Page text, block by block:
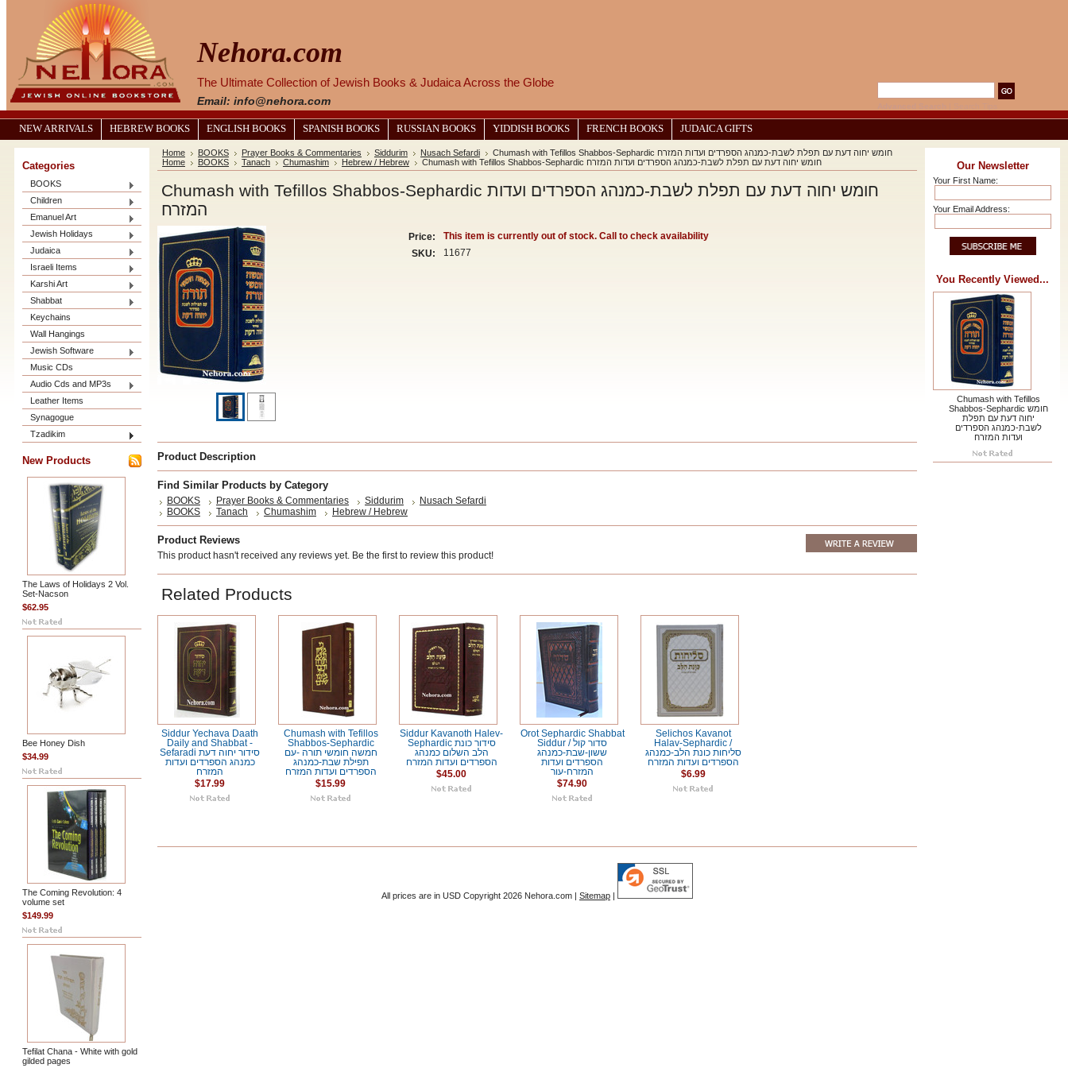
Nehora.com
The Ultimate Collection of Jewish Books & Judaica Across the Globe
Email: info@nehora.com
NEW ARRIVALS HEBREW BOOKS ENGLISH BOOKS SPANISH BOOKS RUSSIAN BOOKS YIDDISH BOOKS FRENCH BOOKS JUDAICA GIFTS
Categories
BOOKS
Children
Emanuel Art
Jewish Holidays
Judaica
Israeli Items
Karshi Art
Shabbat
Keychains
Wall Hangings
Jewish Software
Music CDs
Audio Cds and MP3s
Leather Items
Synagogue
Tzadikim
New Products
The Laws of Holidays 2 Vol.
Set-Nacson
$62.95
Bee Honey Dish
$34.99
The Coming Revolution: 4
volume set
$149.99
Tefilat Chana - White with gold
gilded pages
Home BOOKS Prayer Books & Commentaries Siddurim Nusach Sefardi
Chumash with Tefillos Shabbos-Sephardic חומש יחוה דעת עם תפלת לשבת-כמנהג הספרדים ועדות המזרח
Home
BOOKS Tanach Chumashim Hebrew / Hebrew Chumash with Tefillos Shabbos-Sephardic חומש יחוה דעת עם תפלת לשבת-כמנהג הספרדים ועדות המזרח
Chumash with Tefillos Shabbos-Sephardic חומש יחוה דעת עם תפלת לשבת-כמנהג הספרדים ועדות
המזרח
Price:
This item is currently out of stock. Call to check availability
SKU:
11677
Product Description
Find Similar Products by Category
BOOKS Prayer Books & Commentaries Siddurim
Nusach Sefardi
BOOKS
Tanach Chumashim Hebrew / Hebrew
Product Reviews
This product hasn't received any reviews yet. Be the first to review this product!
Related Products
Siddur Yechava Daath
Daily and Shabbat -
Sefaradi סידור יחוה דעת
כמנהג הספרדים ועדות
המזרח
$17.99
Chumash with Tefillos
Shabbos-Sephardic
חמשה חומשי תורה -עם
תפילת שבת-כמנהג
הספרדים ועדות המזרח
$15.99
Siddur Kavanoth Halev-
Sephardic סידור כונת
הלב השלום כמנהג
הספרדים ועדות המזרח
$45.00
Orot Sephardic Shabbat
Siddur / סדור קול
ששון-שבת-כמנהג
הספרדים ועדות
המזרח-עור
$74.90
Selichos Kavanot
Halav-Sephardic /
סליחות כונת הלב-כמנהג
הספרדים ועדות המזרח
$6.99
Our Newsletter
Your First Name:
Your Email Address:
You Recently Viewed...
Chumash with Tefillos
Shabbos-Sephardic חומש
יחוה דעת עם תפלת
לשבת-כמנהג הספרדים
ועדות המזרח
All prices are in USD Copyright 2026 Nehora.com | Sitemap |